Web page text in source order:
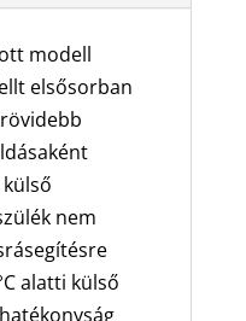
modell
elsősorban
külső
nem
alatti külső